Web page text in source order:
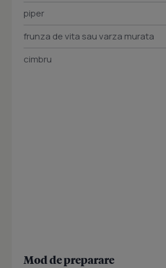
piper
frunza de vita sau varza murata
cimbru
Mod de preparare